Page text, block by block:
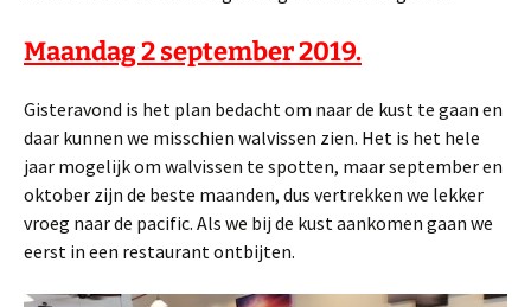
Maandag 2 september 2019.
Gisteravond is het plan bedacht om naar de kust te gaan en
daar kunnen we misschien walvissen zien. Het is het hele
jaar mogelijk om walvissen te spotten, maar september en
oktober zijn de beste maanden, dus vertrekken we lekker
vroeg naar de pacific. Als we bij de kust aankomen gaan we
eerst in een restaurant ontbijten.